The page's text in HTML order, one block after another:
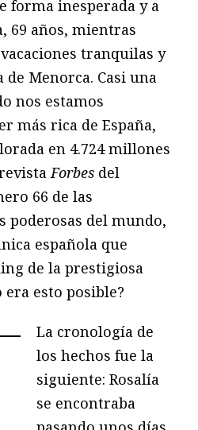
forma inesperada y a
69 años, mientras
tranquilas y
Menorca. Casi una
nos estamos
más rica de España,
en 4.724 millones
Forbes del
66 de las
poderosas del mundo,
española que
de la prestigiosa
era esto posible?
La cronología de
los hechos fue la
siguiente: Rosalía
se encontraba